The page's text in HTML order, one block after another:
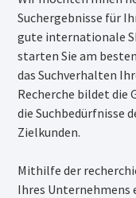
Suchergebnisse für
gute internationale
starten Sie am
das Suchverhalten
Recherche bildet die
die Suchbedürfnisse
Zielkunden.
Mithilfe der
Ihres Unternehmens